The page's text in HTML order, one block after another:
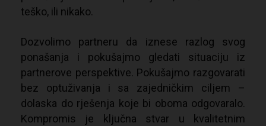
teško, ili nikako.
Dozvolimo partneru da iznese razlog svog
ponašanja i pokušajmo gledati situaciju iz
partnerove perspektive. Pokušajmo razgovarati
bez optuživanja i sa zajedničkim ciljem –
dolaska do rješenja koje bi oboma odgovaralo.
Kompromis je ključna stvar u kvalitetnim